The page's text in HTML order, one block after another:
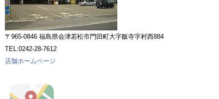
〒965-0846 福島県会津若松市門田町大字飯寺字村西884
TEL:0242-28-7612
店舗ホームページ